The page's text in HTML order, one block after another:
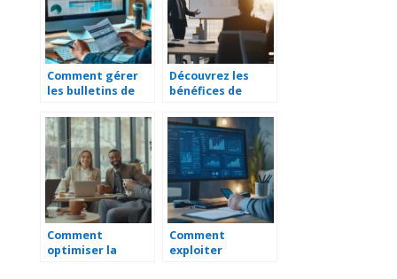
Comment gérer
les bulletins de
exemples
concrets pour les
responsables de
paie
Découvrez les
bénéfices de
formation en
traitement de
surface
Comment
optimiser la
Comment
exploiter